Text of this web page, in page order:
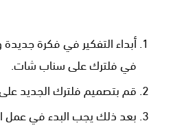
أبداء التفكير في فكرة
في فلترك على سناب شات.
قم بتصميم فلترك الجديد
بعد ذلك يجب البدء في عمل